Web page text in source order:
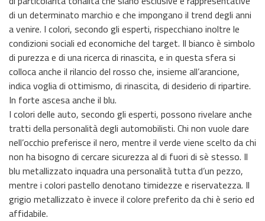
di un determinato marchio e che impongano il trend degli anni
a venire. I colori, secondo gli esperti, rispecchiano inoltre le
condizioni sociali ed economiche del target. Il bianco è simbolo
di purezza e di una ricerca di rinascita, e in questa sfera si
colloca anche il rilancio del rosso che, insieme all’arancione,
indica voglia di ottimismo, di rinascita, di desiderio di ripartire.
In forte ascesa anche il blu.
I colori delle auto, secondo gli esperti, possono rivelare anche
tratti della personalità degli automobilisti. Chi non vuole dare
nell’occhio preferisce il nero, mentre il verde viene scelto da chi
non ha bisogno di cercare sicurezza al di fuori di sè stesso. Il
blu metallizzato inquadra una personalità tutta d’un pezzo,
mentre i colori pastello denotano timidezze e riservatezza. Il
grigio metallizzato è invece il colore preferito da chi è serio ed
affidabile.